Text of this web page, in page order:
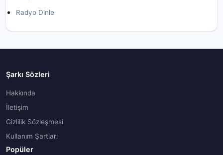
Radyo Dinle
Şarkı Sözleri
Hakkında
İletişim
Gizlilik Sözleşmesi
Kullanım Şartları
Popüler